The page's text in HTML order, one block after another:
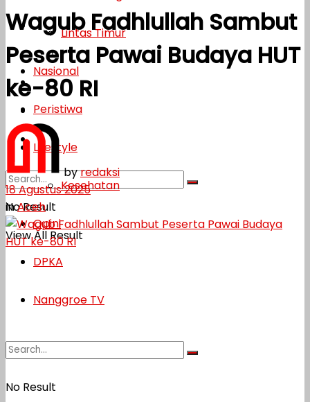
Lifestyle
Kesehatan
Opini
DPKA
Nanggroe TV
No Result
View All Result
Lintas Timur
Nasional
Peristiwa
Lifestyle
Kesehatan
Opini
DPKA
Nanggroe TV
No Result
Wagub Fadhlullah Sambut
Peserta Pawai Budaya HUT
ke-80 RI
byredaksi
18 Agustus 2025
inAceh